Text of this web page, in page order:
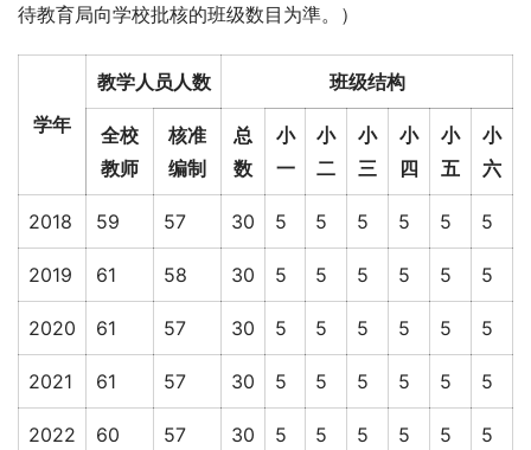
待教育局向学校批核的班级数目为準。）
学年
教学人员人数 班级结构
全校
教师
核准
编制
总
数
小
一
小
二
小
三
小
四
小
五
小
六
2018 59 57 30 5 5 5 5 5 5
2019 61 58 30 5 5 5 5 5 5
2020 61 57 30 5 5 5 5 5 5
2021 61 57 30 5 5 5 5 5 5
2022 60 57 30 5 5 5 5 5 5